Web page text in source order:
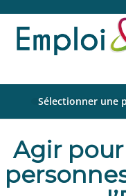
Sélectionner une
Agir